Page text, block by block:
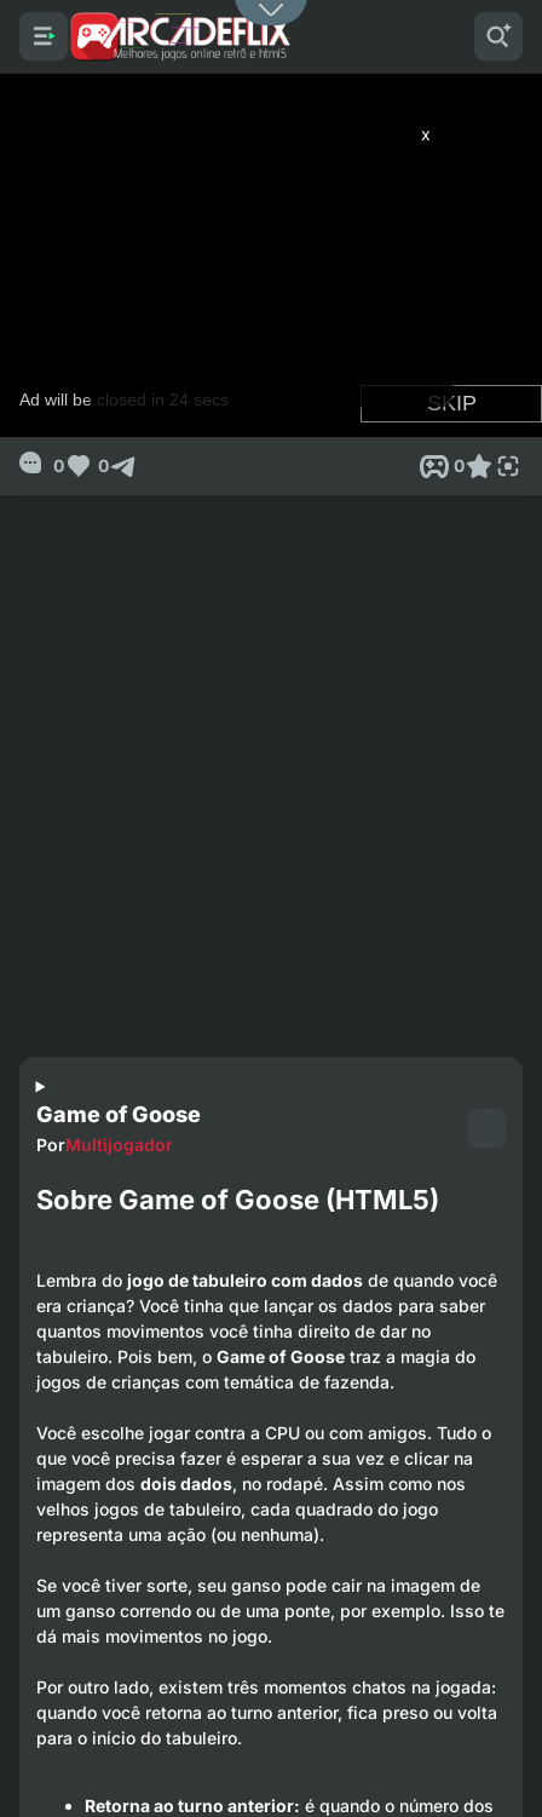
x
0 0 0
Game of Goose
PorMultijogador
Sobre Game of Goose (HTML5)
Lembra do jogo de tabuleiro com dadosde quando você
era criança? Você tinha que lançar os dados para saber
quantos movimentos você tinha direito de dar no
tabuleiro. Pois bem, o Game of Goosetraz a magia do
jogos de crianças com temática de fazenda.
Você escolhe jogar contra a CPU ou com amigos. Tudo o
que você precisa fazer é esperar a sua vez e clicar na
imagem dos dois dados, no rodapé. Assim como nos
velhos jogos de tabuleiro, cada quadrado do jogo
representa uma ação (ou nenhuma).
Se você tiver sorte, seu ganso pode cair na imagem de
um ganso correndo ou de uma ponte, por exemplo. Isso te
dá mais movimentos no jogo.
Por outro lado, existem três momentos chatos na jogada:
quando você retorna ao turno anterior, fica preso ou volta
para o início do tabuleiro.
Retorna ao turno anterior: é quando o número dos